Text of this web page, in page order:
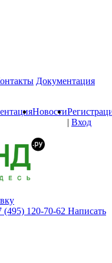
Документация
Новости
| Вход
(495) 120-70-62 Написать